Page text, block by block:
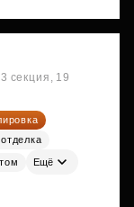
секция, 19
Ещё